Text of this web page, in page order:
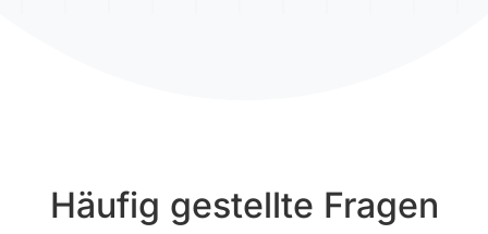
Häufig gestellte Fragen